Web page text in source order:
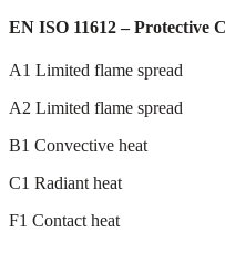
EN ISO 11612 – Protective
A1 Limited flame spread
A2 Limited flame spread
B1 Convective heat
C1 Radiant heat
F1 Contact heat